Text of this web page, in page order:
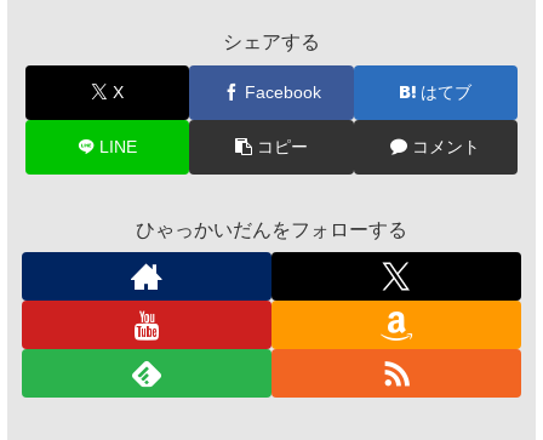
シェアする
X Facebook はてブ
LINE コピー コメント
ひゃっかいだんをフォローする